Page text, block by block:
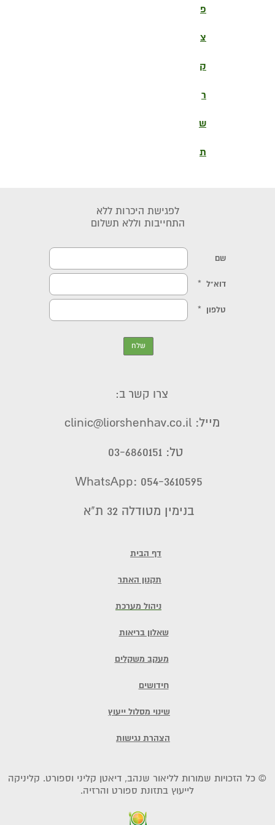
פ
צ
ק
ר
ש
ת
© כל הזכויות שמורות לליאור שנהב, דיאטן קליני וספורט. קליניקה
לייעוץ בתזונת ספורט והרזיה.
דף הבית
תקנון האתר
ניהול מערכת
שאלון בריאות
מעקב משקלים
חידושים
שינוי מסלול ייעוץ
הצהרת נגישות
לפגישת היכרות ללא
התחייבות וללא תשלום
בנימין מטודלה 32 ת"א
צרו קשר ב:
מייל: clinic@liorshenhav.co.il
טל: 03-6860151
WhatsApp: 054-3610595